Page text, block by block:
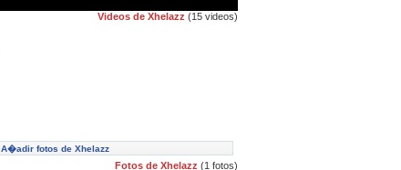
Videos de Xhelazz (15 videos)
A�adir fotos de Xhelazz
Fotos de Xhelazz (1 fotos)